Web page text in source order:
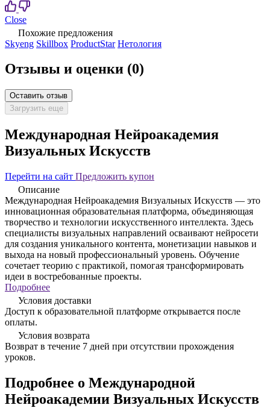
Close
Похожие предложения
Skyeng Skillbox ProductStar Нетология
Отзывы и оценки (0)
Оставить отзыв
Загрузить еще
Международная Нейроакадемия
Визуальных Искусств
Перейти на сайт Предложить купон
Описание
Международная Нейроакадемия Визуальных Искусств — это
инновационная образовательная платформа, объединяющая
творчество и технологии искусственного интеллекта. Здесь
специалисты визуальных направлений осваивают нейросети
для создания уникального контента, монетизации навыков и
выхода на новый профессиональный уровень. Обучение
сочетает теорию с практикой, помогая трансформировать
идеи в востребованные проекты.
Подробнее
Условия доставки
Доступ к образовательной платформе открывается после
оплаты.
Условия возврата
Возврат в течение 7 дней при отсутствии прохождения
уроков.
Подробнее о Международной
Нейроакадемии Визуальных Искусств